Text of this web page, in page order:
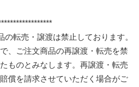
の転売・譲渡は禁止しております。
、ご注文商品の再譲渡・転売を禁
ものとみなします。再譲渡・転売
償を請求させていただく場合がご